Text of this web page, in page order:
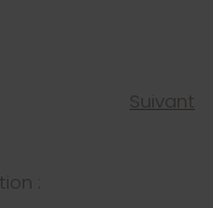
Suivant
: